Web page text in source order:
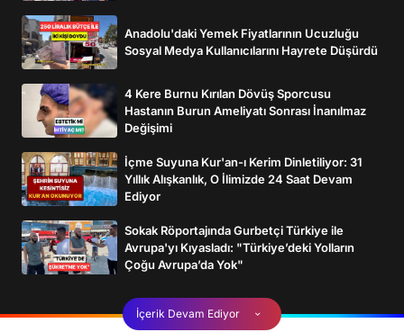
Anadolu'daki Yemek Fiyatlarının Ucuzluğu
Sosyal Medya Kullanıcılarını Hayrete Düşürdü
4 Kere Burnu Kırılan Dövüş Sporcusu
Hastanın Burun Ameliyatı Sonrası İnanılmaz
Değişimi
İçme Suyuna Kur'an-ı Kerim Dinletiliyor: 31
Yıllık Alışkanlık, O İlimizde 24 Saat Devam
Ediyor
Sokak Röportajında Gurbetçi Türkiye ile
Avrupa'yı Kıyasladı: "Türkiye’deki Yolların
Çoğu Avrupa’da Yok"
İçerik Devam Ediyor